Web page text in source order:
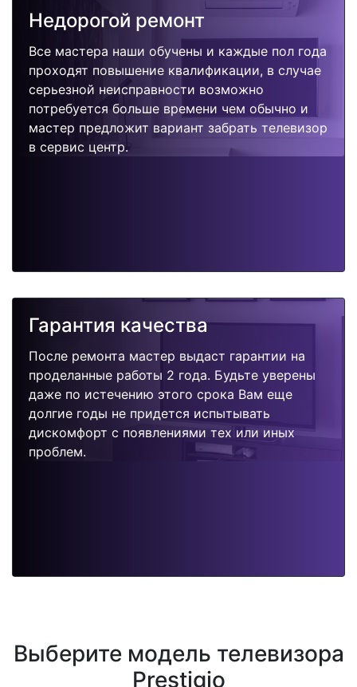
Недорогой ремонт
Все мастера наши обучены и каждые пол года
проходят повышение квалификации, в случае
серьезной неисправности возможно
потребуется больше времени чем обычно и
мастер предложит вариант забрать телевизор
в сервис центр.
Гарантия качества
После ремонта мастер выдаст гарантии на
проделанные работы 2 года. Будьте уверены
даже по истечению этого срока Вам еще
долгие годы не придется испытывать
дискомфорт с появлениями тех или иных
проблем.
Выберите модель телевизора
Prestigio